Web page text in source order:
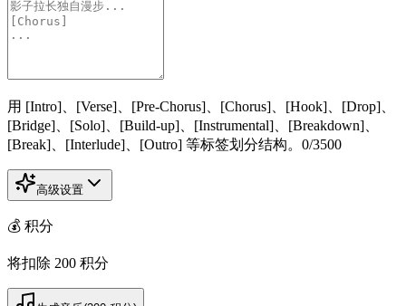
用 [Intro]、[Verse]、[Pre-Chorus]、[Chorus]、[Hook]、[Drop]、
[Bridge]、[Solo]、[Build-up]、[Instrumental]、[Breakdown]、
[Break]、[Interlude]、[Outro] 等标签划分结构。 0/3500
高级设置
💰 积分
将扣除 200 积分